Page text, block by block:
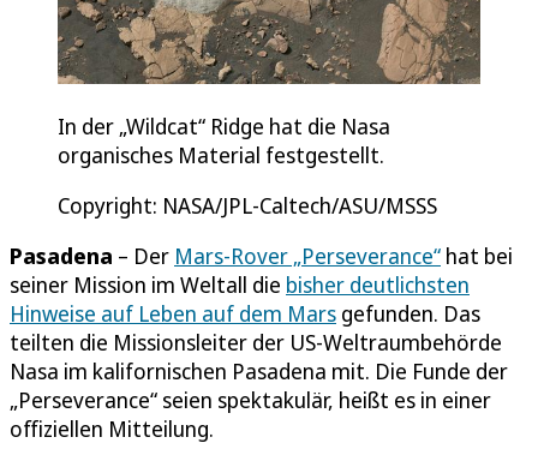
In der „Wildcat“ Ridge hat die Nasa
organisches Material festgestellt.
Copyright: NASA/JPL-Caltech/ASU/MSSS
Pasadena – Der Mars-Rover „Perseverance“ hat bei
seiner Mission im Weltall die bisher deutlichsten
Hinweise auf Leben auf dem Mars gefunden. Das
teilten die Missionsleiter der US-Weltraumbehörde
Nasa im kalifornischen Pasadena mit. Die Funde der
„Perseverance“ seien spektakulär, heißt es in einer
offiziellen Mitteilung.